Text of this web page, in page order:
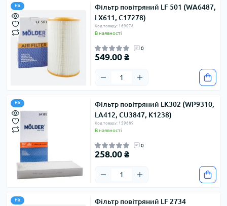
Hit
Фільтр повітряний LF 501 (WA6487,
LX611, C17278)
Код товару: 169078
В наявності
0
549.00 ₴
Hit
Фільтр повітряний LK302 (WP9310,
LA412, CU3847, K1238)
Код товару: 159689
В наявності
0
258.00 ₴
Hit
Фільтр повітряний LF 2734